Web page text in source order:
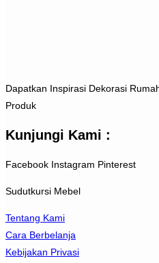
Dapatkan Inspirasi Dekorasi
Produk
Kunjungi Kami :
Facebook Instagram Pinterest
Sudutkursi Mebel
Tentang Kami
Cara Berbelanja
Kebijakan Privasi